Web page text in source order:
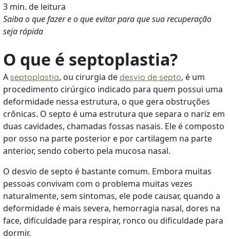
3 min. de leitura
Saiba o que fazer e o que evitar para que sua recuperação
seja rápida
O que é septoplastia?
A septoplastia, ou cirurgia de desvio de septo, é um
procedimento cirúrgico indicado para quem possui uma
deformidade nessa estrutura, o que gera obstruções
crônicas. O septo é uma estrutura que separa o nariz em
duas cavidades, chamadas fossas nasais. Ele é composto
por osso na parte posterior e por cartilagem na parte
anterior, sendo coberto pela mucosa nasal.
O desvio de septo é bastante comum. Embora muitas
pessoas convivam com o problema muitas vezes
naturalmente, sem sintomas, ele pode causar, quando a
deformidade é mais severa, hemorragia nasal, dores na
face, dificuldade para respirar, ronco ou dificuldade para
dormir.